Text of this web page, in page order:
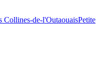
Collines-de-l'OutaouaisPetite